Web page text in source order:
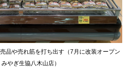
品や売れ筋を打ち出す（7月に改装オープン
みやぎ生協八木山店）